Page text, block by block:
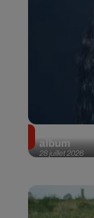
28 juillet 2026
album